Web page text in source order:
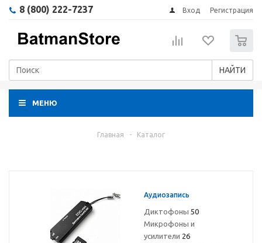
8 (800) 222-7237 Вход Регистрация
НАЙТИ
МЕНЮ
Главная - Каталог
Аудиозапись
Диктофоны 50
Микрофоны и
усилители 26